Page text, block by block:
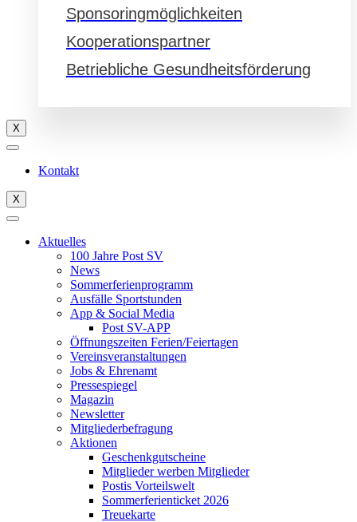
Sponsoringmöglichkeiten
Kooperationspartner
Betriebliche Gesundheitsförderung
X
Kontakt
X
Aktuelles
100 Jahre Post SV
News
Sommerferienprogramm
Ausfälle Sportstunden
App & Social Media
Post SV-APP
Öffnungszeiten Ferien/Feiertagen
Vereinsveranstaltungen
Jobs & Ehrenamt
Pressespiegel
Magazin
Newsletter
Mitgliederbefragung
Aktionen
Geschenkgutscheine
Mitglieder werben Mitglieder
Postis Vorteilswelt
Sommerferienticket 2026
Treuekarte